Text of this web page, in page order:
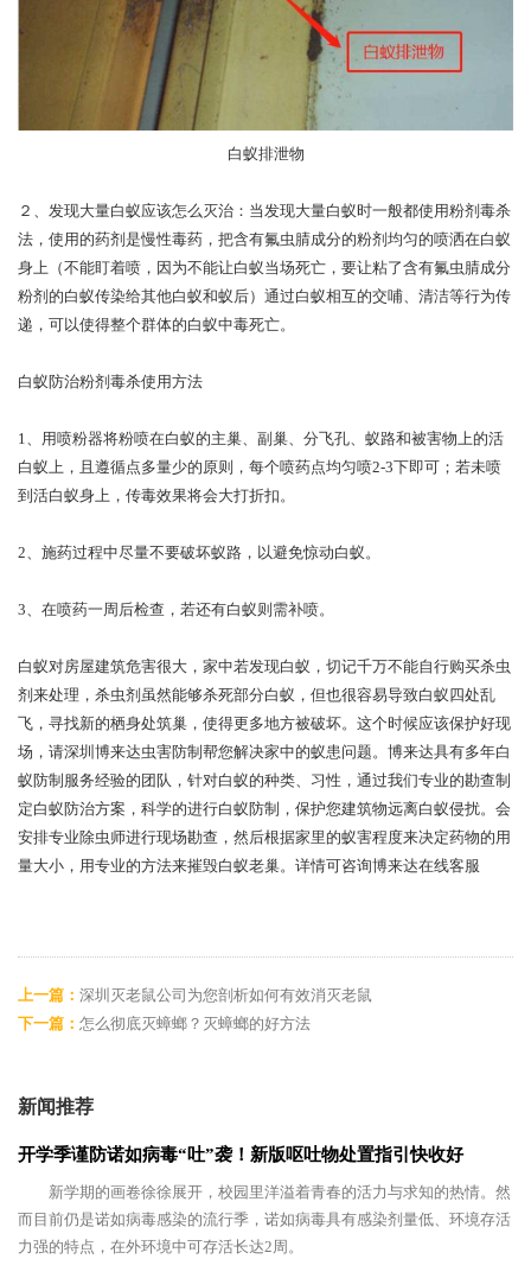
白蚁排泄物
２、发现大量白蚁应该怎么灭治：当发现大量白蚁时一般都使用粉剂毒杀
法，使用的药剂是慢性毒药，把含有氟虫腈成分的粉剂均匀的喷洒在白蚁
身上（不能盯着喷，因为不能让白蚁当场死亡，要让粘了含有氟虫腈成分
粉剂的白蚁传染给其他白蚁和蚁后）通过白蚁相互的交哺、清洁等行为传
递，可以使得整个群体的白蚁中毒死亡。
白蚁防治粉剂毒杀使用方法
1、用喷粉器将粉喷在白蚁的主巢、副巢、分飞孔、蚁路和被害物上的活
白蚁上，且遵循点多量少的原则，每个喷药点均匀喷2-3下即可；若未喷
到活白蚁身上，传毒效果将会大打折扣。
2、施药过程中尽量不要破坏蚁路，以避免惊动白蚁。
3、在喷药一周后检查，若还有白蚁则需补喷。
白蚁对房屋建筑危害很大，家中若发现白蚁，切记千万不能自行购买杀虫
剂来处理，杀虫剂虽然能够杀死部分白蚁，但也很容易导致白蚁四处乱
飞，寻找新的栖身处筑巢，使得更多地方被破坏。这个时候应该保护好现
场，请深圳博来达虫害防制帮您解决家中的蚁患问题。博来达具有多年白
蚁防制服务经验的团队，针对白蚁的种类、习性，通过我们专业的勘查制
定白蚁防治方案，科学的进行白蚁防制，保护您建筑物远离白蚁侵扰。会
安排专业除虫师进行现场勘查，然后根据家里的蚁害程度来决定药物的用
量大小，用专业的方法来摧毁白蚁老巢。详情可咨询博来达在线客服
上一篇： 深圳灭老鼠公司为您剖析如何有效消灭老鼠
下一篇： 怎么彻底灭蟑螂？灭蟑螂的好方法
新闻推荐
开学季谨防诺如病毒“吐”袭！新版呕吐物处置指引快收好
新学期的画卷徐徐展开，校园里洋溢着青春的活力与求知的热情。然
而目前仍是诺如病毒感染的流行季，诺如病毒具有感染剂量低、环境存活
力强的特点，在外环境中可存活长达2周。